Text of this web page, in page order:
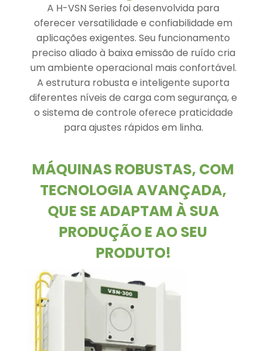
A H-VSN Series foi desenvolvida para
oferecer versatilidade e confiabilidade em
aplicações exigentes. Seu funcionamento
preciso aliado à baixa emissão de ruído cria
um ambiente operacional mais confortável.
A estrutura robusta e inteligente suporta
diferentes níveis de carga com segurança, e
o sistema de controle oferece praticidade
para ajustes rápidos em linha.
MÁQUINAS ROBUSTAS, COM
TECNOLOGIA AVANÇADA,
QUE SE ADAPTAM À SUA
PRODUÇÃO E AO SEU
PRODUTO!